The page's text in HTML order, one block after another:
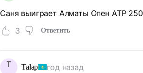
Саня выиграет Алматы Опен АТР 250
3
Ответить
T Talap год назад